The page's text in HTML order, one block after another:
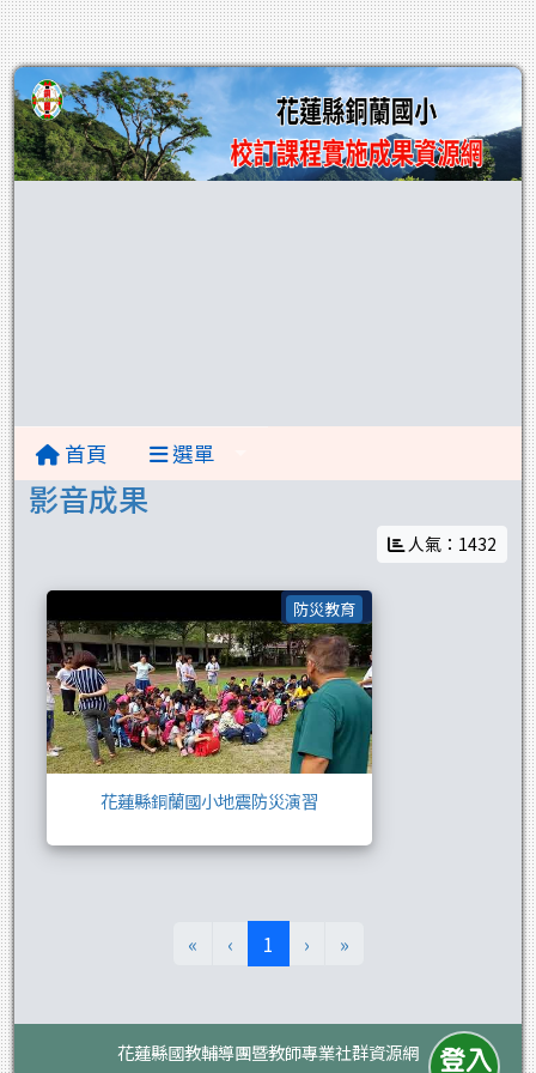
首頁 選單
影音成果
人氣：1432
防災教育 花蓮縣銅蘭國小地
花蓮縣銅蘭國小地震防災演習
« ‹ 1 (目前頁次)
› »
花蓮縣國教輔導團暨教師專業社群資源網